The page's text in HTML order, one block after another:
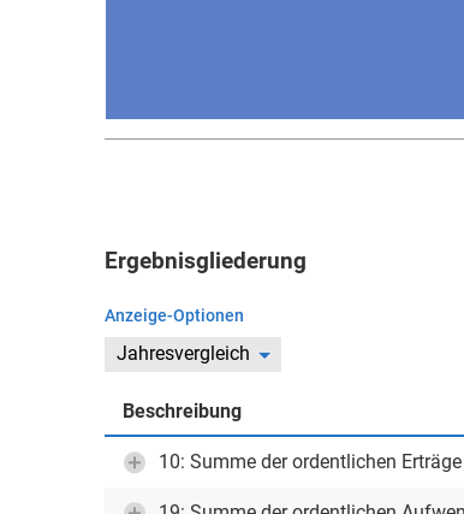
Ergebnisgliederung
Anzeige-Optionen
Jahresvergleich
Beschreibung
10: Summe der ordentlichen Erträge